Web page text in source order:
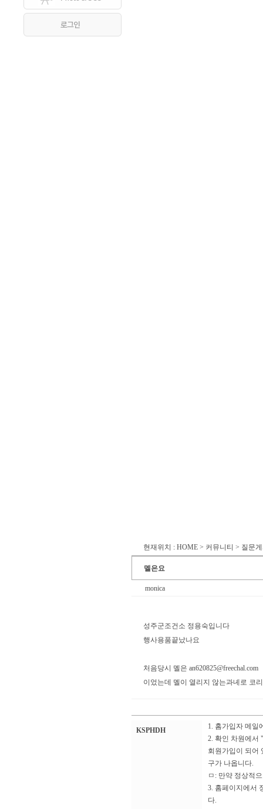
현재위치 : HOME > 커뮤니티 > 질문
멜은요
monica
성주군조건소 정용숙입니다
행사용품끝났나요
처음당시 멜은 an620825@freechal.com
이었는데 멜이 열리지 않는과녜로 코
KSPHDH
1. 홈가입자 메일
2. 확인 차원에서
회원가입이 되어
구가 나옵니다.
ㅁ: 만약 정상적
3. 홈페이지에서
다.